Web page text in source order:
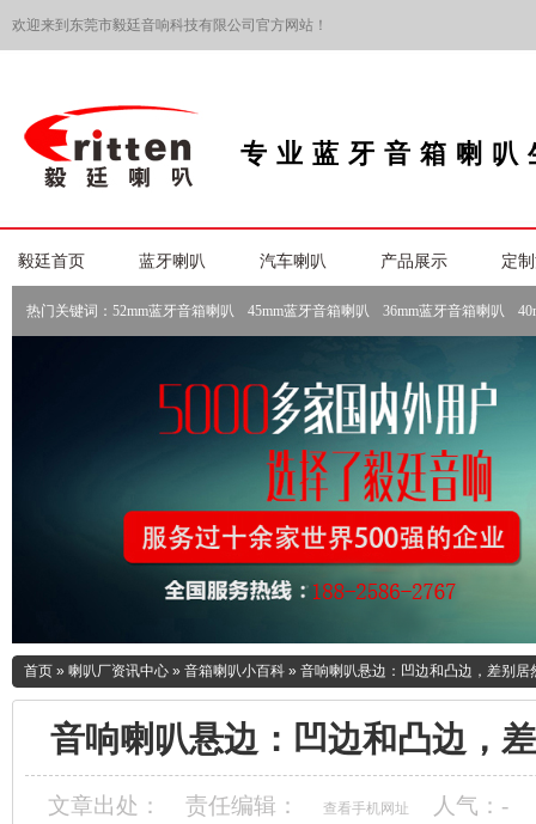
欢迎来到东莞市毅廷音响科技有限公司官方网站！
专业蓝牙音箱喇叭
毅廷首页 蓝牙喇叭 汽车喇叭 产品展示 定
热门关键词： 52mm蓝牙音箱喇叭 45mm蓝牙音箱喇叭 36mm蓝牙音箱喇叭
首页 » 喇叭厂资讯中心 » 音箱喇叭小百科 » 音响喇叭悬边：凹边和凸边，差别居
音响喇叭悬边：凹边和凸边，
文章出处： 责任编辑： 查看手机网址 人气： -